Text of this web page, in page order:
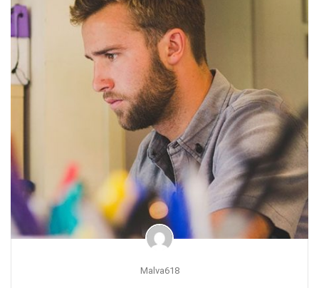
Malva618